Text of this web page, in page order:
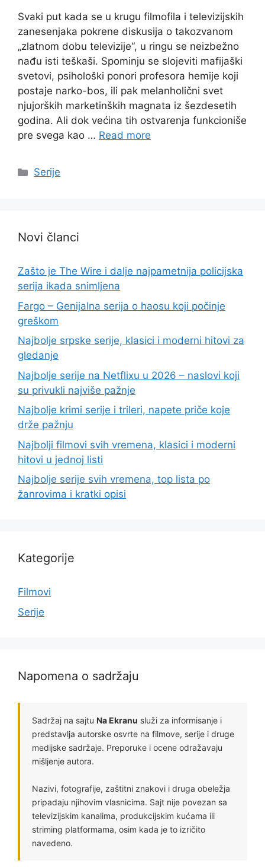
Svaki put kada se u krugu filmofila i televizijskih
zanesenjaka pokrene diskusija o takozvanom
„zlatnom dobu televizije“, u ringu se neizbežno
nađu isti teškaši. Spominju se slojeviti mafijaški
svetovi, psihološki ponori profesora hemije koji
postaje narko-bos, ili pak melanholični svet
njujorških marketinških magnata iz šezdesetih
godina. Ali dok većina tih ostvarenja funkcioniše
pre svega kao … Read more
Categories
Serije
Novi članci
Zašto je The Wire i dalje najpametnija policijska
serija ikada snimljena
Fargo – Genijalna serija o haosu koji počinje
greškom
Najbolje srpske serije, klasici i moderni hitovi za
gledanje
Najbolje serije na Netflixu u 2026 – naslovi koji
su privukli najviše pažnje
Najbolje krimi serije i trileri, napete priče koje
drže pažnju
Najbolji filmovi svih vremena, klasici i moderni
hitovi u jednoj listi
Najbolje serije svih vremena, top lista po
žanrovima i kratki opisi
Kategorije
Filmovi
Serije
Napomena o sadržaju
Sadržaj na sajtu Na Ekranu služi za informisanje i
predstavlja autorske osvrte na filmove, serije i druge
medijske sadržaje. Preporuke i ocene odražavaju
mišljenje autora.
Nazivi, fotografije, zaštitni znakovi i druga obeležja
pripadaju njihovim vlasnicima. Sajt nije povezan sa
televizijskim kanalima, produkcijskim kućama ili
striming platformama, osim kada je to izričito
navedeno.